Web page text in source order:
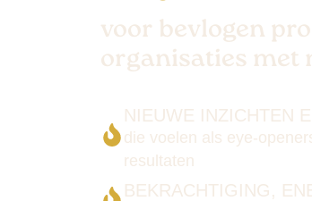
voor bevlogen
organisaties met
NIEUWE INZICHTEN
die voelen als eye-
resultaten
BEKRACHTIGING,